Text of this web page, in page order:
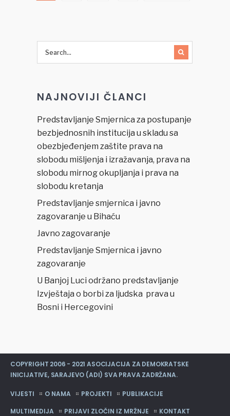
NAJNOVIJI ČLANCI
Predstavljanje Smjernica za postupanje
bezbjednosnih institucija u skladu sa
obezbjeđenjem zaštite prava na
slobodu mišljenja i izražavanja, prava na
slobodu mirnog okupljanja i prava na
slobodu kretanja
Predstavljanje smjernica i javno
zagovaranje u Bihaću
Javno zagovaranje
Predstavljanje Smjernica i javno
zagovaranje
U Banjoj Luci održano predstavljanje
Izvještaja o borbi za ljudska prava u
Bosni i Hercegovini
COPYRIGHT 2006 - 2021 ASOCIJACIJA ZA DEMOKRATSKE
INICIJATIVE, SARAJEVO (ADI) SVA PRAVA ZADRŽANA.
VIJESTI O NAMA PROJEKTI
PUBLIKACIJE
MULTIMEDIJA
PRIJAVI ZLOČIN IZ MRŽNJE KONTAKT